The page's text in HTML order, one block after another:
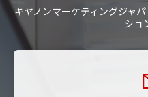
キヤノンマーケティングジャ
ショ